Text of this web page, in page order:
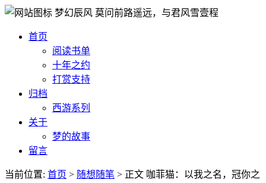
梦幻辰风 莫问前路遥远，与君风雪壹程
首页
阅读书单
十年之约
打赏支持
归档
西游系列
关于
梦的故事
留言
当前位置: 首页 > 随想随笔 > 正文 咖菲猫：以我之名，冠你之